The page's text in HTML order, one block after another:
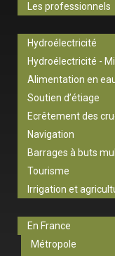
Les professionnels
Hydroélectricité
Hydroélectricité -
Alimentation en
Soutien d’étiage
Ecrêtement des
Navigation
Barrages à buts
Tourisme
Irrigation et
En France
Métropole